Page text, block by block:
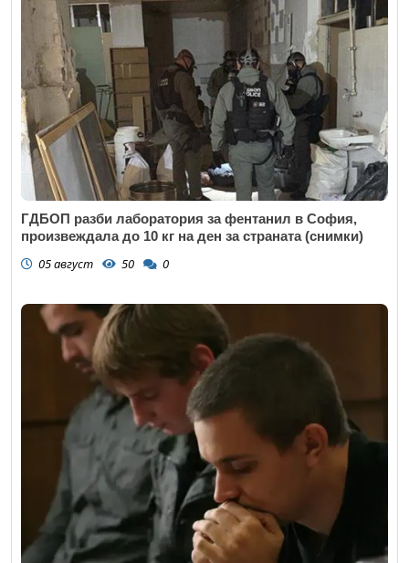
ГДБОП разби лаборатория за фентанил в София,
произвеждала до 10 кг на ден за страната (снимки)
05 август 50 0